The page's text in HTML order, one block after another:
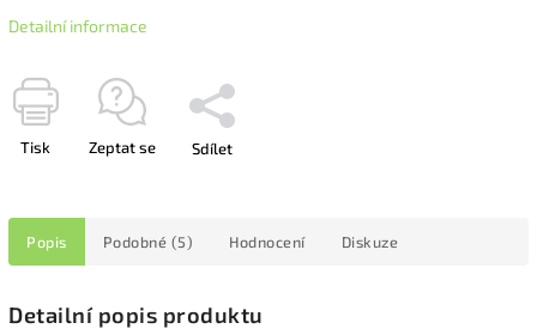
Detailní informace
Tisk Zeptat se Sdílet
Popis Podobné (5) Hodnocení Diskuze
Detailní popis produktu